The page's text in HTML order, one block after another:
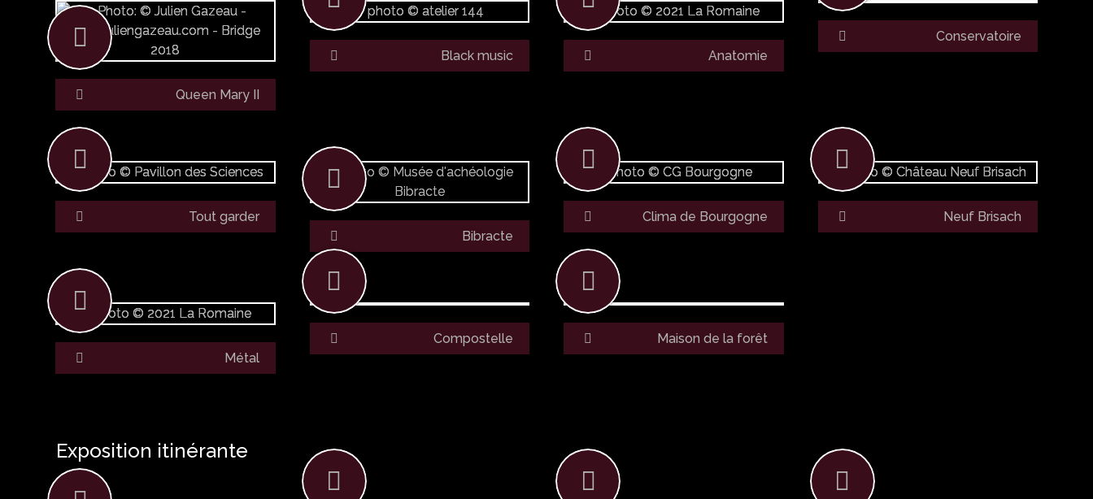
Queen Mary II
Black music Anatomie
Conservatoire
Tout garder
Bibracte
Clima de Bourgogne Neuf Brisach
Métal
Compostelle Maison de la forêt
Exposition itinérante